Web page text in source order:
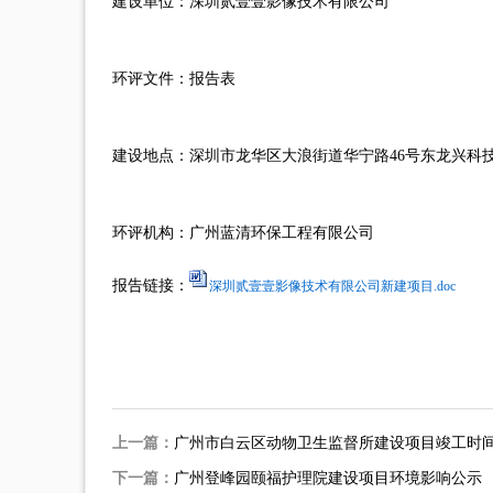
环评文件：报告表
建设地点：深圳市龙华区大浪街道华宁路46号东龙兴科
环评机构：广州蓝清环保工程有限公司
报告链接： 深圳贰壹壹影像技术有限公司新建项目.doc
上一篇： 广州市白云区动物卫生监督所建设项目竣工时
下一篇： 广州登峰园颐福护理院建设项目环境影响公示